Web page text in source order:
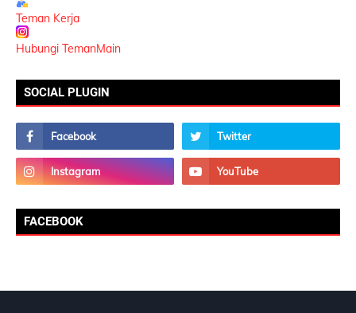
Teman Kerja
Hubungi TemanMain
SOCIAL PLUGIN
FACEBOOK